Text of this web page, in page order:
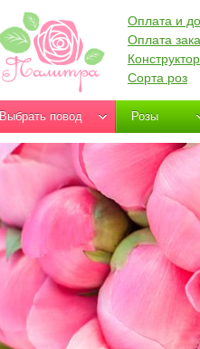
Оплата и
Оплата
Сорта роз
Выбрать повод Розы